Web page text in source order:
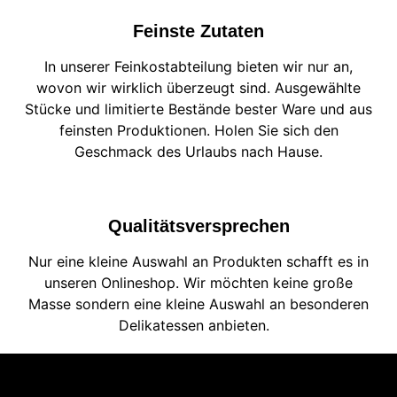
Feinste Zutaten
In unserer Feinkostabteilung bieten wir nur an,
wovon wir wirklich überzeugt sind. Ausgewählte
Stücke und limitierte Bestände bester Ware und aus
feinsten Produktionen. Holen Sie sich den
Geschmack des Urlaubs nach Hause.
Qualitätsversprechen
Nur eine kleine Auswahl an Produkten schafft es in
unseren Onlineshop. Wir möchten keine große
Masse sondern eine kleine Auswahl an besonderen
Delikatessen anbieten.